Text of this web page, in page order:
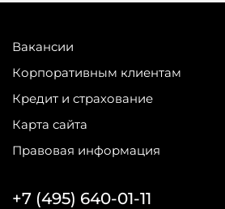
Вакансии
Корпоративным клиентам
Кредит и страхование
Карта сайта
Правовая информация
+7 (495) 640-01-11